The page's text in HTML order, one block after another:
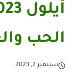
الحب
سبتمبر 2, 2023